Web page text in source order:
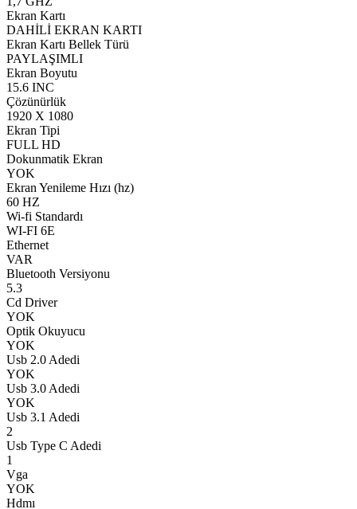
Ekran Kartı
DAHİLİ EKRAN KARTI
Ekran Kartı Bellek Türü
PAYLAŞIMLI
Ekran Boyutu
15.6 INC
Çözünürlük
1920 X 1080
Ekran Tipi
FULL HD
Dokunmatik Ekran
YOK
Ekran Yenileme Hızı (hz)
60 HZ
Wi-fi Standardı
WI-FI 6E
Ethernet
VAR
Bluetooth Versiyonu
5.3
Cd Driver
YOK
Optik Okuyucu
YOK
Usb 2.0 Adedi
YOK
Usb 3.0 Adedi
YOK
Usb 3.1 Adedi
2
Usb Type C Adedi
1
Vga
YOK
Hdmı